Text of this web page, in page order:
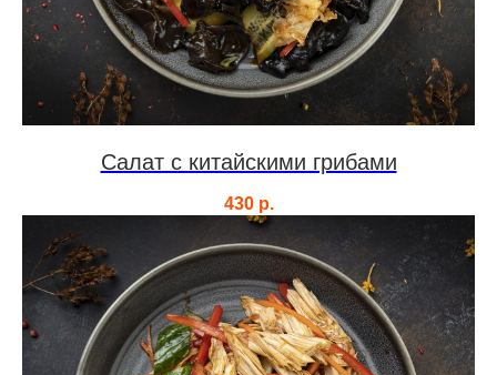
Салат с китайскими грибами
430 р.